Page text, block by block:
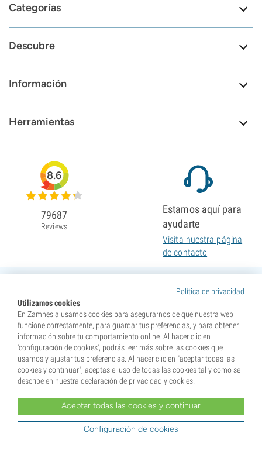
Categorías
Descubre
Información
Herramientas
Política de privacidad
Utilizamos cookies
En Zamnesia usamos cookies para asegurarnos de que nuestra web
funcione correctamente, para guardar tus preferencias, y para obtener
información sobre tu comportamiento online. Al hacer clic en
'configuración de cookies', podrás leer más sobre las cookies que
usamos y ajustar tus preferencias. Al hacer clic en "aceptar todas las
cookies y continuar", aceptas el uso de todas las cookies tal y como se
describe en nuestra declaración de privacidad y cookies.
Aceptar todas las cookies y continuar
Configuración de cookies
8.6
79687
Reviews
Estamos aquí para
ayudarte
Visita nuestra página
de contacto
* Nuestras semillas se venden como suvenires. La germinación de semillas es ilegal en muchos
tu lugar de residencia y que conoces las normativas locales. También eximes de toda responsabilidad a
Zamnesia si actúas al margen de ellas.